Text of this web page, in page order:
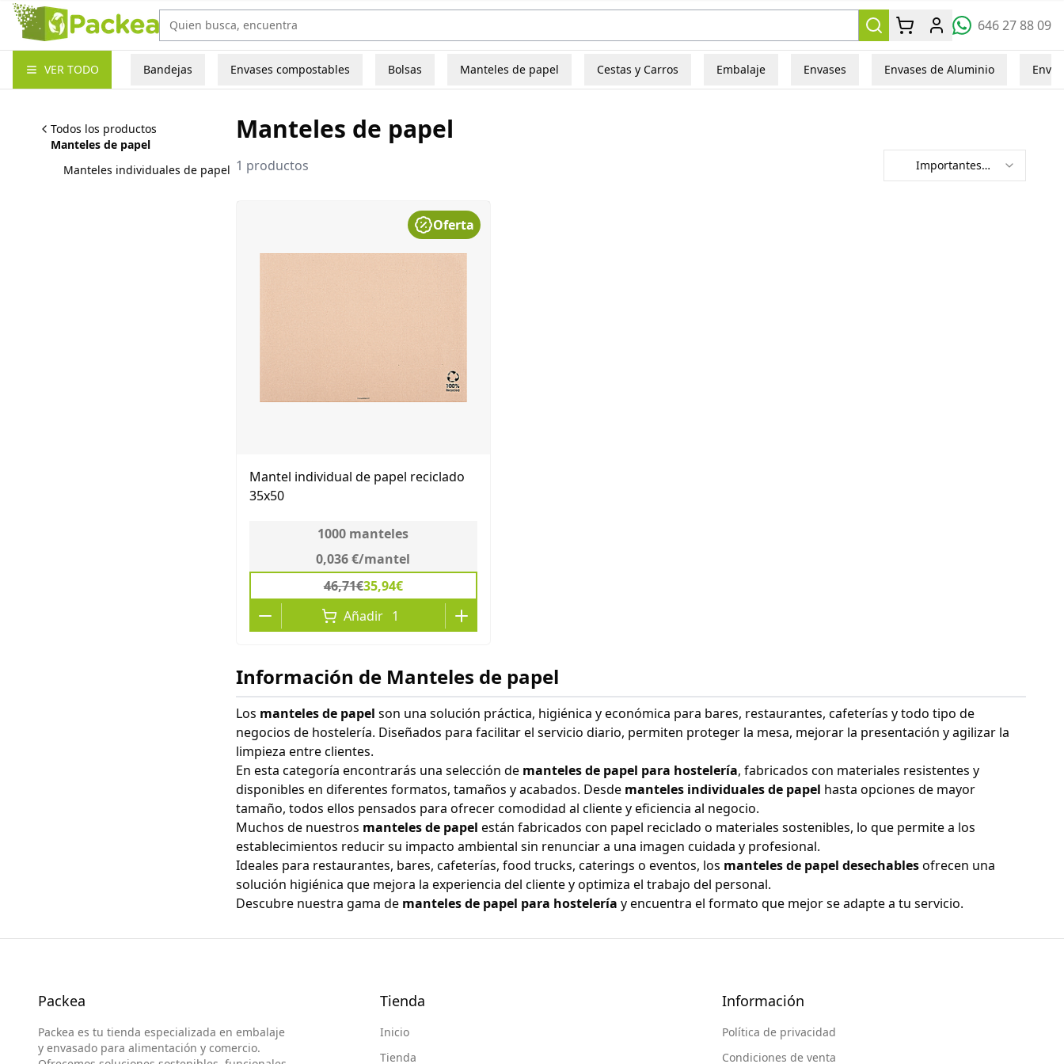
Packea
646 27 88 09
VER TODO Bandejas Envases compostables Bolsas Manteles de papel Cestas y Carros Embalaje Envases Envases de Aluminio
Todos los productos
Manteles de papel
Manteles individuales de papel
Manteles de papel
1 productos
Importantes
primero
Oferta
Mantel individual de papel reciclado
35x50
1000 manteles
0,036 €/mantel
46,71€35,94€
Añadir 1
Información de Manteles de papel
Los manteles de papel son una solución práctica, higiénica y económica para bares, restaurantes, cafeterías y todo tipo de
negocios de hostelería. Diseñados para facilitar el servicio diario, permiten proteger la mesa, mejorar la presentación y agilizar la
limpieza entre clientes.
En esta categoría encontrarás una selección de manteles de papel para hostelería, fabricados con materiales resistentes y
disponibles en diferentes formatos, tamaños y acabados. Desde manteles individuales de papel hasta opciones de mayor
tamaño, todos ellos pensados para ofrecer comodidad al cliente y eficiencia al negocio.
Muchos de nuestros manteles de papel están fabricados con papel reciclado o materiales sostenibles, lo que permite a los
establecimientos reducir su impacto ambiental sin renunciar a una imagen cuidada y profesional.
Ideales para restaurantes, bares, cafeterías, food trucks, caterings o eventos, los manteles de papel desechablesofrecen una
solución higiénica que mejora la experiencia del cliente y optimiza el trabajo del personal.
Descubre nuestra gama de manteles de papel para hostelería y encuentra el formato que mejor se adapte a tu servicio.
Packea
Packea es tu tienda especializada en embalaje
y envasado para alimentación y comercio.
Tienda
Inicio
Tienda
Información
Política de privacidad
Condiciones de venta